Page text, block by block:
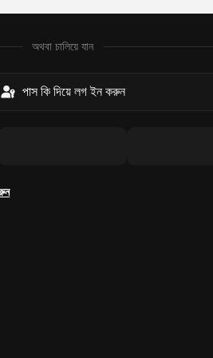
অথবা চালিয়ে যান
পাস কি দিয়ে লগ ইন করুন